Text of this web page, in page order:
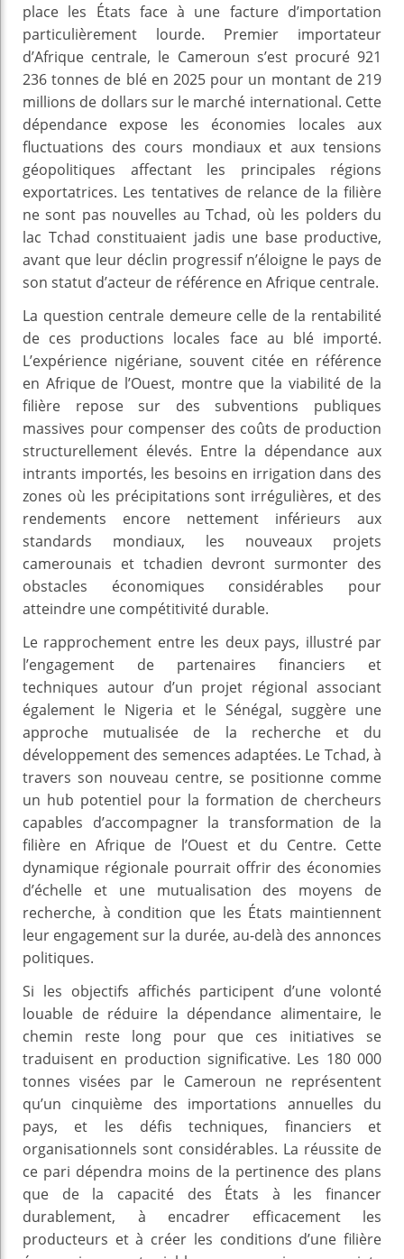
place les États face à une facture d’importation
particulièrement lourde. Premier importateur
d’Afrique centrale, le Cameroun s’est procuré 921
236 tonnes de blé en 2025 pour un montant de 219
millions de dollars sur le marché international. Cette
dépendance expose les économies locales aux
fluctuations des cours mondiaux et aux tensions
géopolitiques affectant les principales régions
exportatrices. Les tentatives de relance de la filière
ne sont pas nouvelles au Tchad, où les polders du
lac Tchad constituaient jadis une base productive,
avant que leur déclin progressif n’éloigne le pays de
son statut d’acteur de référence en Afrique centrale.
La question centrale demeure celle de la rentabilité
de ces productions locales face au blé importé.
L’expérience nigériane, souvent citée en référence
en Afrique de l’Ouest, montre que la viabilité de la
filière repose sur des subventions publiques
massives pour compenser des coûts de production
structurellement élevés. Entre la dépendance aux
intrants importés, les besoins en irrigation dans des
zones où les précipitations sont irrégulières, et des
rendements encore nettement inférieurs aux
standards mondiaux, les nouveaux projets
camerounais et tchadien devront surmonter des
obstacles économiques considérables pour
atteindre une compétitivité durable.
Le rapprochement entre les deux pays, illustré par
l’engagement de partenaires financiers et
techniques autour d’un projet régional associant
également le Nigeria et le Sénégal, suggère une
approche mutualisée de la recherche et du
développement des semences adaptées. Le Tchad, à
travers son nouveau centre, se positionne comme
un hub potentiel pour la formation de chercheurs
capables d’accompagner la transformation de la
filière en Afrique de l’Ouest et du Centre. Cette
dynamique régionale pourrait offrir des économies
d’échelle et une mutualisation des moyens de
recherche, à condition que les États maintiennent
leur engagement sur la durée, au-delà des annonces
politiques.
Si les objectifs affichés participent d’une volonté
louable de réduire la dépendance alimentaire, le
chemin reste long pour que ces initiatives se
traduisent en production significative. Les 180 000
tonnes visées par le Cameroun ne représentent
qu’un cinquième des importations annuelles du
pays, et les défis techniques, financiers et
organisationnels sont considérables. La réussite de
ce pari dépendra moins de la pertinence des plans
que de la capacité des États à les financer
durablement, à encadrer efficacement les
producteurs et à créer les conditions d’une filière